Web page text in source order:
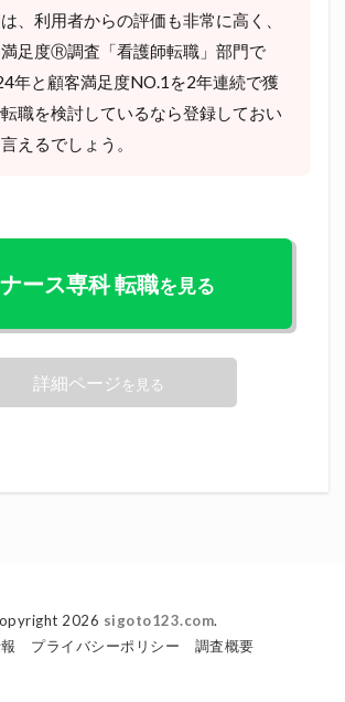
、利用者からの評価も非常に高く、
足度Ⓡ調査「看護師転職」部門で
年と顧客満足度NO.1を2年連続で獲
職を検討しているなら登録しておい
えるでしょう。
ナース専科 転職を見る
詳細ページ を見る
2026 sigoto123.com.
プライバシーポリシー 調査概要